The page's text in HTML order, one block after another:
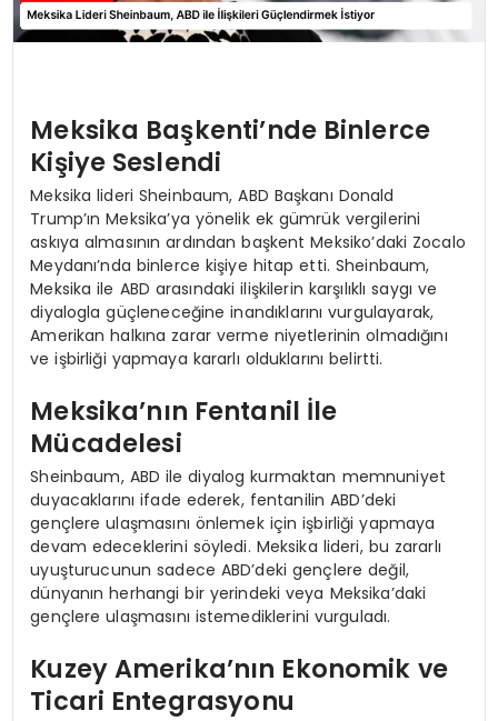
Meksika Başkenti’nde Binlerce
Kişiye Seslendi
Meksika lideri Sheinbaum, ABD Başkanı Donald
Trump’ın Meksika’ya yönelik ek gümrük vergilerini
askıya almasının ardından başkent Meksiko’daki Zocalo
Meydanı’nda binlerce kişiye hitap etti. Sheinbaum,
Meksika ile ABD arasındaki ilişkilerin karşılıklı saygı ve
diyalogla güçleneceğine inandıklarını vurgulayarak,
Amerikan halkına zarar verme niyetlerinin olmadığını
ve işbirliği yapmaya kararlı olduklarını belirtti.
Meksika’nın Fentanil İle
Mücadelesi
Sheinbaum, ABD ile diyalog kurmaktan memnuniyet
duyacaklarını ifade ederek, fentanilin ABD’deki
gençlere ulaşmasını önlemek için işbirliği yapmaya
devam edeceklerini söyledi. Meksika lideri, bu zararlı
uyuşturucunun sadece ABD’deki gençlere değil,
dünyanın herhangi bir yerindeki veya Meksika’daki
gençlere ulaşmasını istemediklerini vurguladı.
Kuzey Amerika’nın Ekonomik ve
Ticari Entegrasyonu